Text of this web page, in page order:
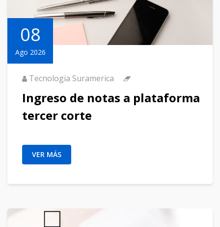
08
Ago 2026
Tecnologia Suramerica
Ingreso de notas a plataforma
tercer corte
VER MÁS